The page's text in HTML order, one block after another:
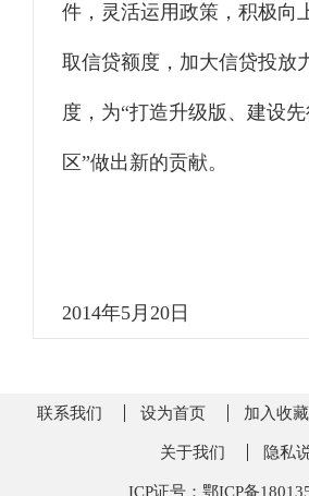
件，灵活运用政策，积极向
取信贷额度，加大信贷投放
度，为“打造升级版、建设
区”做出新的贡献。
2014年5月20日
联系我们 设为首页 加入收藏
关于我们 隐私
ICP证号：鄂ICP备